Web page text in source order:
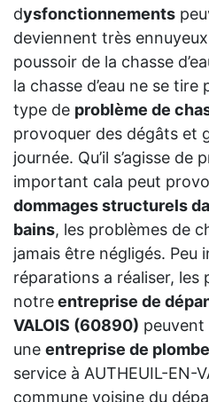
dysfonctionnements
deviennent très
poussoir de la chasse
la chasse d’eau ne se tire
type de problème de
provoquer des dégâts et
journée. Qu’il s’agisse de
important cala peut
dommages structurels
bains, les problèmes de
jamais être négligés. Peu
réparations a réaliser, les
notreentreprise de
VALOIS (60890) peuvent
une entreprise de
service à AUTHEUIL-EN-
commune voisine du